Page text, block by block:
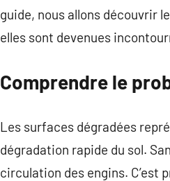
guide, nous allons découvrir
elles sont devenues
Comprendre le
Les surfaces dégradées
dégradation rapide du sol.
circulation des engins.